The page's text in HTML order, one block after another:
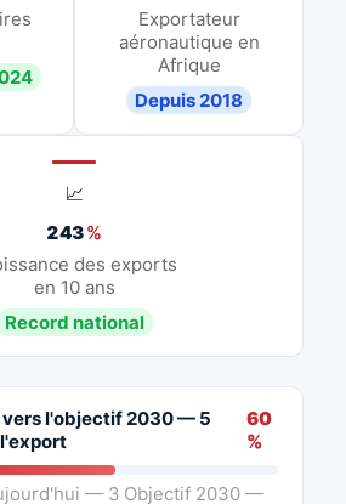
Exportateur
aéronautique en
Afrique
Depuis 2018
📈
243%
des exports
en 10 ans
Record national
vers l'objectif 2030 — 5
60
%
— 3 Objectif 2030 —